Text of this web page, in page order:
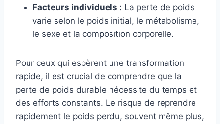
Facteurs individuels : La perte de poids
varie selon le poids initial, le métabolisme,
le sexe et la composition corporelle.
Pour ceux qui espèrent une transformation
rapide, il est crucial de comprendre que la
perte de poids durable nécessite du temps et
des efforts constants. Le risque de reprendre
rapidement le poids perdu, souvent même plus,